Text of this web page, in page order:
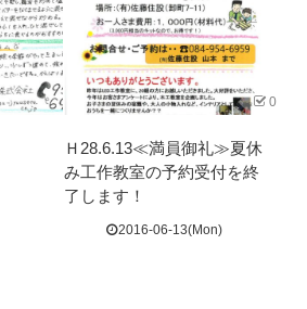
0
Ｈ28.6.13≪満員御礼≫夏休
み工作教室の予約受付を終
了します！
2016-06-13(Mon)